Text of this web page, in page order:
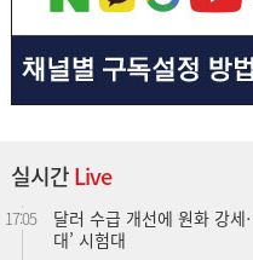
실시간Live
대’ 시험대